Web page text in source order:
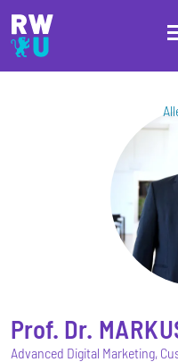
Direkt zum Inhalt
Direkt zur Hauptnavigation
Direkt zum Fußbereich
Prof. Dr.
Advanced Digital Marketing,